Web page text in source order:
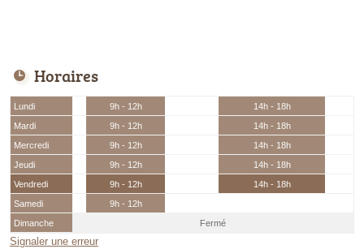
Horaires
Lundi 9h - 12h
14h - 18h
Mardi
9h - 12h
14h - 18h
Mercredi
9h - 12h
14h - 18h
Jeudi
9h - 12h
14h - 18h
Vendredi
9h - 12h
14h - 18h
Samedi
9h - 12h
Dimanche
Fermé
Signaler une erreur